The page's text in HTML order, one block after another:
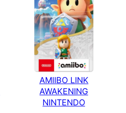
AMIIBO LINK
AWAKENING
NINTENDO